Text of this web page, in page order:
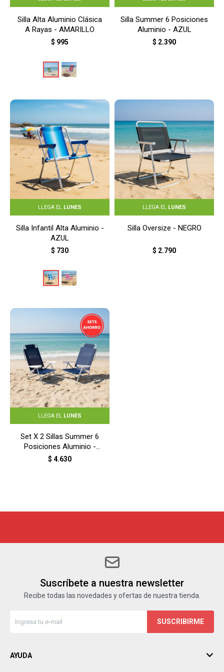
Silla Alta Aluminio Clásica
A Rayas - AMARILLO
$ 995
Silla Summer 6 Posiciones
Aluminio - AZUL
$ 2.390
LLEGA EL LUNES
Silla Infantil Alta Aluminio -
AZUL
$ 730
LLEGA EL LUNES
Silla Oversize - NEGRO
$ 2.790
LLEGA EL LUNES
Set X 2 Sillas Summer 6
Posiciones Aluminio -
AZUL
$ 4.630
Suscríbete a nuestra newsletter
Recibe todas las novedades y ofertas de nuestra tienda.
SUSCRIBIRME
AYUDA